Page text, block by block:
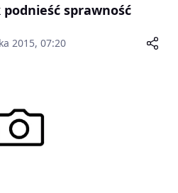
sprawność
2015, 07:20